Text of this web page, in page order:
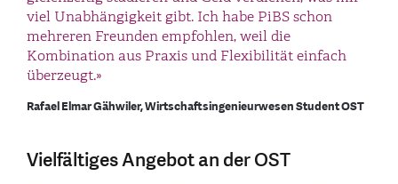
viel Unabhängigkeit gibt. Ich habe PiBS schon
mehreren Freunden empfohlen, weil die
Kombination aus Praxis und Flexibilität einfach
überzeugt.»
Rafael Elmar Gähwiler, Wirtschaftsingenieurwesen Student OST
Vielfältiges Angebot an der OST